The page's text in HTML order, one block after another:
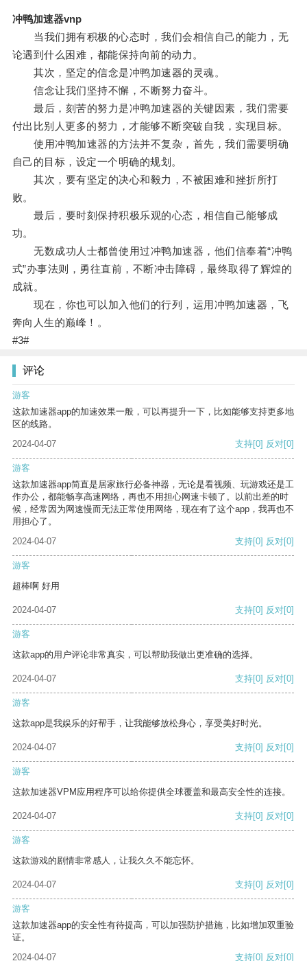
冲鸭加速器vnp
当我们拥有积极的心态时，我们会相信自己的能力，无
论遇到什么困难，都能保持向前的动力。
其次，坚定的信念是冲鸭加速器的灵魂。
信念让我们坚持不懈，不断努力奋斗。
最后，刻苦的努力是冲鸭加速器的关键因素，我们需要
付出比别人更多的努力，才能够不断突破自我，实现目标。
使用冲鸭加速器的方法并不复杂，首先，我们需要明确
自己的目标，设定一个明确的规划。
其次，要有坚定的决心和毅力，不被困难和挫折所打
败。
最后，要时刻保持积极乐观的心态，相信自己能够成
功。
无数成功人士都曾使用过冲鸭加速器，他们信奉着“冲鸭
式”办事法则，勇往直前，不断冲击障碍，最终取得了辉煌的
成就。
现在，你也可以加入他们的行列，运用冲鸭加速器，飞
奔向人生的巅峰！。
#3#
评论
游客
这款加速器app的加速效果一般，可以再提升一下，比如能够支持更多地
区的线路。
2024-04-07
支持[0] 反对[0]
游客
这款加速器app简直是居家旅行必备神器，无论是看视频、玩游戏还是工
作办公，都能畅享高速网络，再也不用担心网速卡顿了。以前出差的时
候，经常因为网速慢而无法正常使用网络，现在有了这个app，我再也不
用担心了。
2024-04-07
支持[0] 反对[0]
游客
超棒啊 好用
2024-04-07 支持[0] 反对[0]
游客
这款app的用户评论非常真实，可以帮助我做出更准确的选择。
2024-04-07 支持[0] 反对[0]
游客
这款app是我娱乐的好帮手，让我能够放松身心，享受美好时光。
2024-04-07 支持[0] 反对[0]
游客
这款加速器VPM应用程序可以给你提供全球覆盖和最高安全性的连接。
2024-04-07 支持[0] 反对[0]
游客
这款游戏的剧情非常感人，让我久久不能忘怀。
2024-04-07 支持[0] 反对[0]
游客
这款加速器app的安全性有待提高，可以加强防护措施，比如增加双重验
证。
2024-04-07
支持[0] 反对[0]